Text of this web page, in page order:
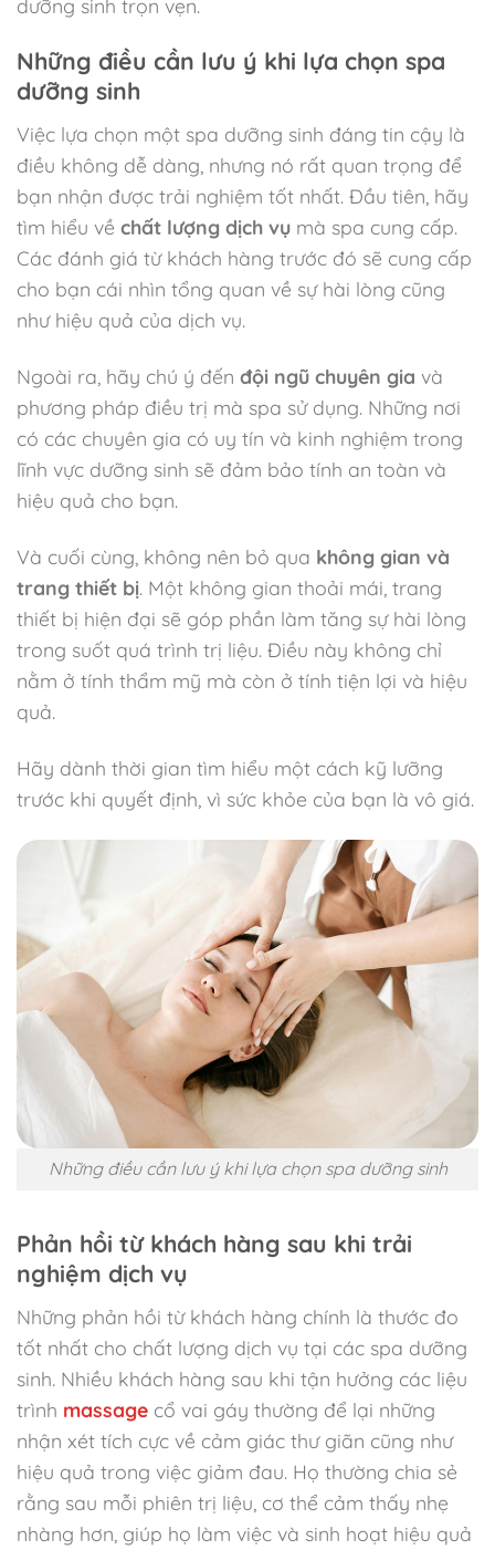
dưỡng sinh trọn vẹn.
Những điều cần lưu ý khi lựa chọn spa
dưỡng sinh
Việc lựa chọn một spa dưỡng sinh đáng tin cậy là
điều không dễ dàng, nhưng nó rất quan trọng để
bạn nhận được trải nghiệm tốt nhất. Đầu tiên, hãy
tìm hiểu về chất lượng dịch vụ mà spa cung cấp.
Các đánh giá từ khách hàng trước đó sẽ cung cấp
cho bạn cái nhìn tổng quan về sự hài lòng cũng
như hiệu quả của dịch vụ.
Ngoài ra, hãy chú ý đến đội ngũ chuyên gia và
phương pháp điều trị mà spa sử dụng. Những nơi
có các chuyên gia có uy tín và kinh nghiệm trong
lĩnh vực dưỡng sinh sẽ đảm bảo tính an toàn và
hiệu quả cho bạn.
Và cuối cùng, không nên bỏ qua không gian và
trang thiết bị. Một không gian thoải mái, trang
thiết bị hiện đại sẽ góp phần làm tăng sự hài lòng
trong suốt quá trình trị liệu. Điều này không chỉ
nằm ở tính thẩm mỹ mà còn ở tính tiện lợi và hiệu
quả.
Hãy dành thời gian tìm hiểu một cách kỹ lưỡng
trước khi quyết định, vì sức khỏe của bạn là vô giá.
Những điều cần lưu ý khi lựa chọn spa dưỡng sinh
Phản hồi từ khách hàng sau khi trải
nghiệm dịch vụ
Những phản hồi từ khách hàng chính là thước đo
tốt nhất cho chất lượng dịch vụ tại các spa dưỡng
sinh. Nhiều khách hàng sau khi tận hưởng các liệu
trình massage cổ vai gáy thường để lại những
nhận xét tích cực về cảm giác thư giãn cũng như
hiệu quả trong việc giảm đau. Họ thường chia sẻ
rằng sau mỗi phiên trị liệu, cơ thể cảm thấy nhẹ
nhàng hơn, giúp họ làm việc và sinh hoạt hiệu quả